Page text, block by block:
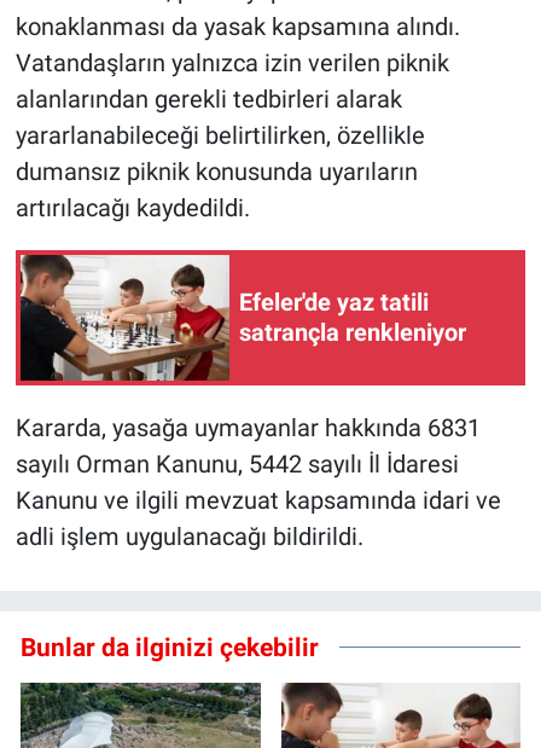
konaklanması da yasak kapsamına alındı.
Vatandaşların yalnızca izin verilen piknik
alanlarından gerekli tedbirleri alarak
yararlanabileceği belirtilirken, özellikle
dumansız piknik konusunda uyarıların
artırılacağı kaydedildi.
Efeler'de yaz tatili
satrançla renkleniyor
Kararda, yasağa uymayanlar hakkında 6831
sayılı Orman Kanunu, 5442 sayılı İl İdaresi
Kanunu ve ilgili mevzuat kapsamında idari ve
adli işlem uygulanacağı bildirildi.
Bunlar da ilginizi çekebilir